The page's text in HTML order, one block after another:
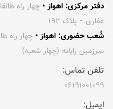
دفتر مرکزی: اهواز • چهار راه
غفاری ⁃ پلاک ۱۹۲
شُعب حضوری: اهواز •چهار راه
سرزمین رایانه (چهار شعبه)
تلفن تماس:
۰۶۱۹۱۰۰۱۰۹۹
ایمیل: